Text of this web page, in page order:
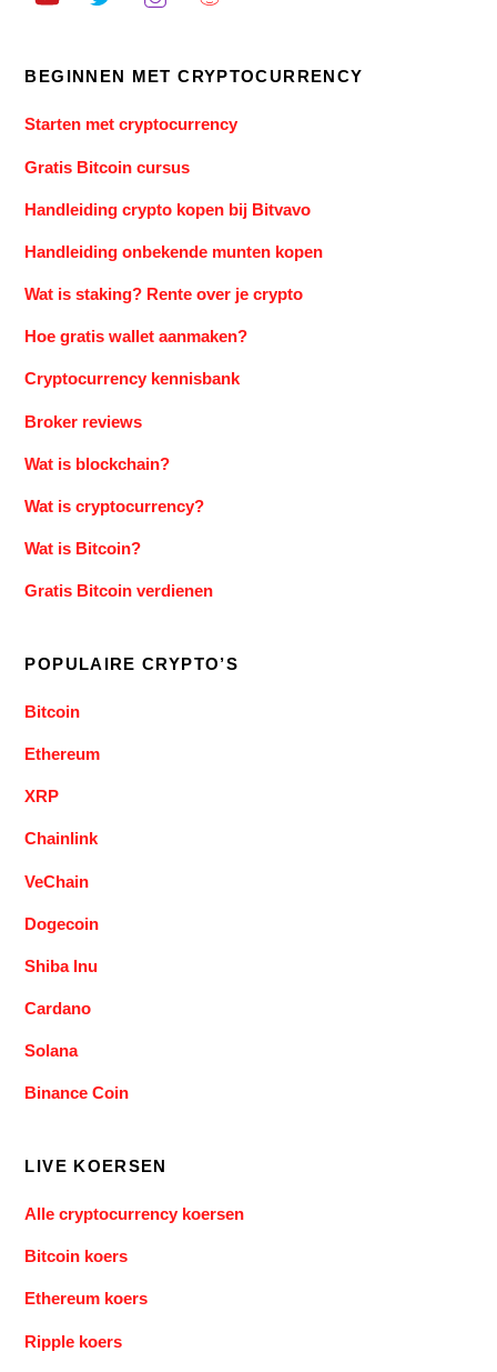
BEGINNEN MET CRYPTOCURRENCY
Starten met cryptocurrency
Gratis Bitcoin cursus
Handleiding crypto kopen bij Bitvavo
Handleiding onbekende munten kopen
Wat is staking? Rente over je crypto
Hoe gratis wallet aanmaken?
Cryptocurrency kennisbank
Broker reviews
Wat is blockchain?
Wat is cryptocurrency?
Wat is Bitcoin?
Gratis Bitcoin verdienen
POPULAIRE CRYPTO’S
Bitcoin
Ethereum
XRP
Chainlink
VeChain
Dogecoin
Shiba Inu
Cardano
Solana
Binance Coin
LIVE KOERSEN
Alle cryptocurrency koersen
Bitcoin koers
Ethereum koers
Ripple koers